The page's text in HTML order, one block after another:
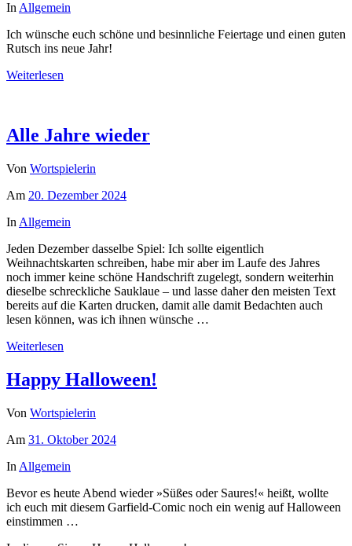
In Allgemein
Ich wünsche euch schöne und besinnliche Feiertage und einen guten
Rutsch ins neue Jahr!
Weiterlesen
Alle Jahre wieder
Von Wortspielerin
Am 20. Dezember 2024
In Allgemein
Jeden Dezember dasselbe Spiel: Ich sollte eigentlich
Weihnachtskarten schreiben, habe mir aber im Laufe des Jahres
noch immer keine schöne Handschrift zugelegt, sondern weiterhin
dieselbe schreckliche Sauklaue – und lasse daher den meisten Text
bereits auf die Karten drucken, damit alle damit Bedachten auch
lesen können, was ich ihnen wünsche …
Weiterlesen
Happy Halloween!
Von Wortspielerin
Am 31. Oktober 2024
In Allgemein
Bevor es heute Abend wieder »Süßes oder Saures!« heißt, wollte
ich euch mit diesem Garfield-Comic noch ein wenig auf Halloween
einstimmen …